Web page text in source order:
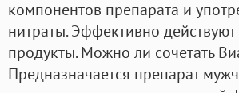
компонентов препарата и
нитраты. Эффективно
продукты. Можно ли сочетать
Предназначается препарат